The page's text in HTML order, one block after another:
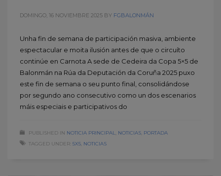
DOMINGO, 16 NOVIEMBRE 2025 BY FGBALONMÁN
Unha fin de semana de participación masiva, ambiente
espectacular e moita ilusión antes de que o circuíto
continúe en Carnota A sede de Cedeira da Copa 5×5 de
Balonmán na Rúa da Deputación da Coruña 2025 puxo
este fin de semana o seu punto final, consolidándose
por segundo ano consecutivo como un dos escenarios
máis especiais e participativos do
PUBLISHED IN NOTICIA PRINCIPAL NOTICIAS PORTADA
TAGGED UNDER: 5X5 NOTICIAS